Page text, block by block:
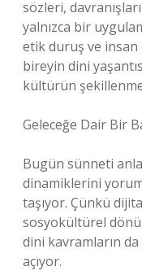
sözleri,
yalnızca bir
etik duruş ve insan
bireyin dini
kültürün
Geleceğe Dair Bir
Bugün sünneti
dinamiklerini
taşıyor. Çünkü
sosyokültürel
dini kavramların
açıyor.